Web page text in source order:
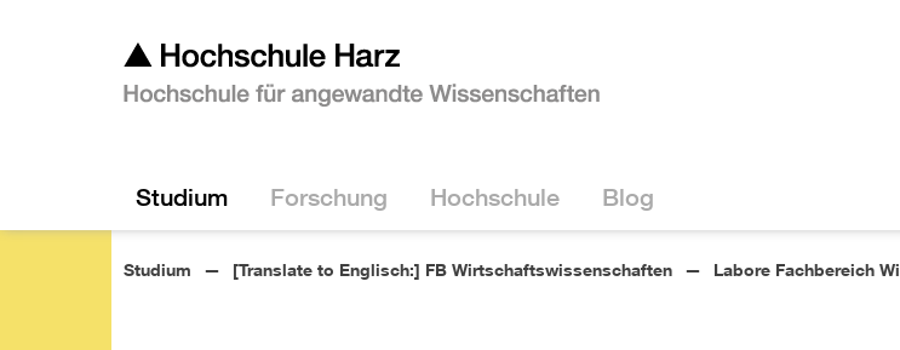
Studium Forschung Hochschule Blog
Studium [Translate to Englisch:] FB Wirtschaftswissenschaften Labore Fachbereich